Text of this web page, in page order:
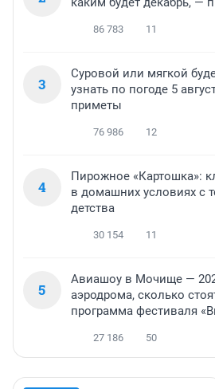
86 783 11
3
Суровой или мягкой
узнать по погоде 5
приметы
76 986 12
4
Пирожное «Картошка»:
в домашних условиях с
детства
30 154 11
5
Авиашоу в Мочище —
аэродрома, сколько
программа фестиваля
27 186 50